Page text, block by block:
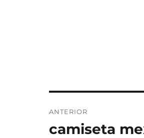
de
ANTERIOR
Entrada
camiseta